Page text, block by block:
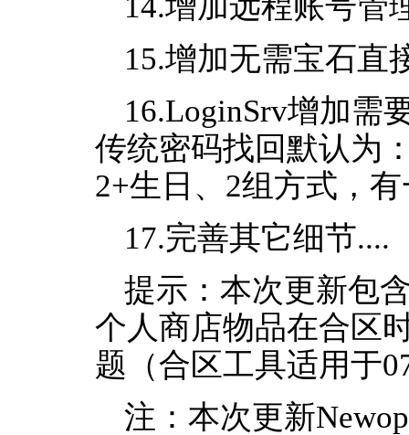
15.增加无需宝石直
16.LoginSrv增加需
传统密码找回默认为
2+生日、2组方式，
17.完善其它细节....
提示：本次更新包
个人商店物品在合区
题（合区工具适用于
注：本次更新